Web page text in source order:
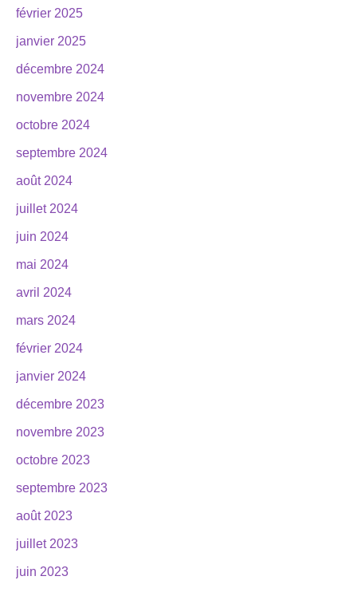
février 2025
janvier 2025
décembre 2024
novembre 2024
octobre 2024
septembre 2024
août 2024
juillet 2024
juin 2024
mai 2024
avril 2024
mars 2024
février 2024
janvier 2024
décembre 2023
novembre 2023
octobre 2023
septembre 2023
août 2023
juillet 2023
juin 2023